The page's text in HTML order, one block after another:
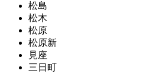
松島
松木
松原
松原新
見座
三日町